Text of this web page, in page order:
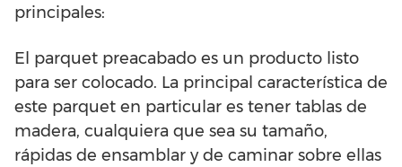
principales:
El parquet preacabado es un producto listo
para ser colocado. La principal característica de
este parquet en particular es tener tablas de
madera, cualquiera que sea su tamaño,
rápidas de ensamblar y de caminar sobre ellas